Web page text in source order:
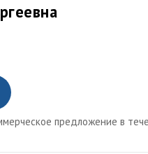
предложение в